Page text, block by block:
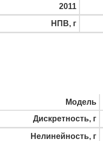
2011
НПВ, г
Модель
Дискретность, г
Нелинейность, г